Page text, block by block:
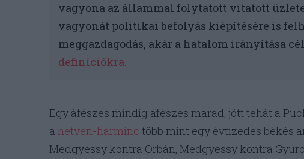
vagyona az állammal folytatott vitatott
vagyonát politikai befolyás kiépítésére is
meggazdagodás, akár a hatalom irányítása
definíciókra.
Egy áfészes mindig áfészes marad, jött tehát a
a hetven-harminc több mint egy évtizedes békés
Medgyessy kontra Orbán, Medgyessy kontra